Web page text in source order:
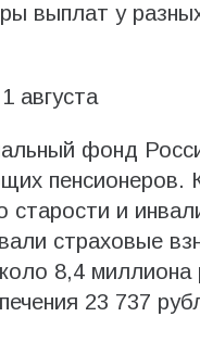
выплат у
августа
фонд
пенсионеров.
старости и
страховые
8,4
23 737